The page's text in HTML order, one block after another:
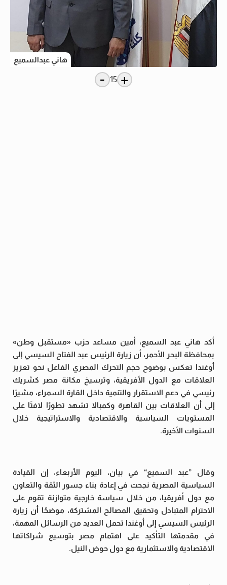
هاني عبدالسميع
+
15
-
أكد هاني عبد السميع، أمين مساعد حزب «مستقبل وطن»
بمحافظة البحر الأحمر، أن زيارة الرئيس عبد الفتاح السيسي إلى
أوغندا تعكس بوضوح حجم التحرك المصري الفاعل نحو تعزيز
العلاقات مع الدول الأفريقية، وترسيخ مكانة مصر كشريك
رئيسي في دعم الاستقرار والتنمية داخل القارة السمراء، مشيرًا
إلى أن العلاقات بين القاهرة وكمبالا تشهد تطورًا لافتًا على
المستويات السياسية والاقتصادية والاستراتيجية خلال
السنوات الأخيرة.
وقال ”عبد السميع“ في بيان، اليوم الأربعاء، إن القيادة
السياسية المصرية نجحت في إعادة بناء جسور الثقة والتعاون
مع دول أفريقيا، من خلال سياسة خارجية متوازنة تقوم على
الاحترام المتبادل وتحقيق المصالح المشتركة، موضحًا أن زيارة
الرئيس السيسي إلى أوغندا تحمل العديد من الرسائل المهمة،
في مقدمتها التأكيد على اهتمام مصر بتوسيع شراكاتها
الاقتصادية والاستثمارية مع دول حوض النيل.